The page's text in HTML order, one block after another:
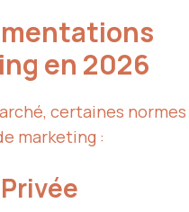
en 2026
certaines normes
marketing :